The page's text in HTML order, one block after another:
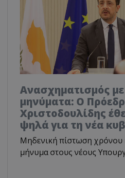
Ανασχηματισμός
μηνύματα: Ο
Χριστοδουλίδης
ψηλά για τη νέα
Μηδενική πίστωση χρόνου
μήνυμα στους νέους